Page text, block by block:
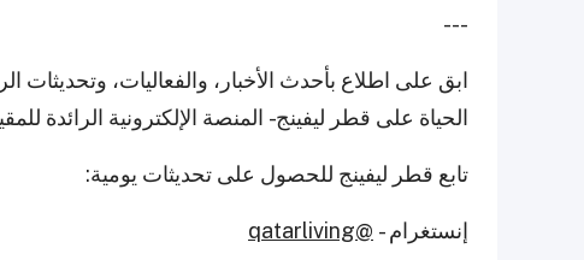
---
ابق على اطلاع بأحدث الأخبار، والفعاليات،
الحياة على قطر ليفينج - المنصة الإلكترونية الرائدة
تابع قطر ليفينج للحصول على تحديثات يومية:
إنستغرام - @qatarliving